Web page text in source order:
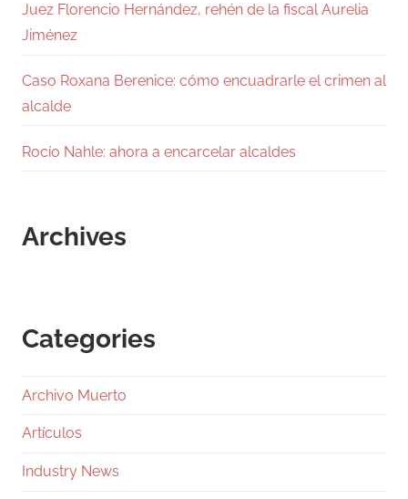
Juez Florencio Hernández, rehén de la fiscal Aurelia
Jiménez
Caso Roxana Berenice: cómo encuadrarle el crimen al
alcalde
Rocío Nahle: ahora a encarcelar alcaldes
Archives
Categories
Archivo Muerto
Artículos
Industry News